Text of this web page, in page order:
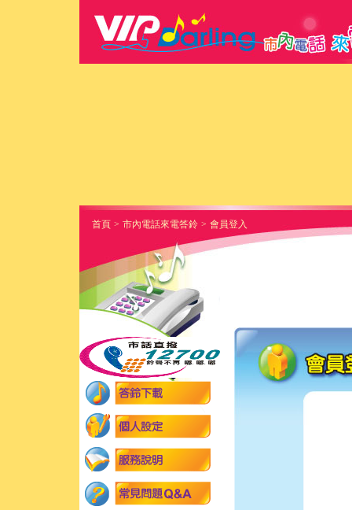
首頁 > 市內電話來電答鈴 > 會員登入